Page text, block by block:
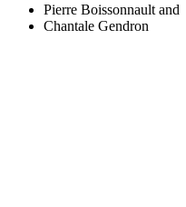
Pierre Boissonnault and
Chantale Gendron